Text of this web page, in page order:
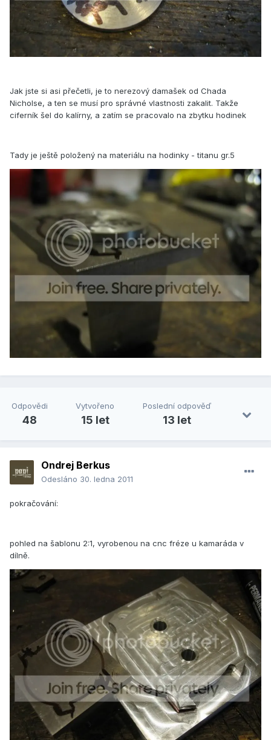
Jak jste si asi přečetli, je to nerezový damašek od Chada
Nicholse, a ten se musí pro správné vlastnosti zakalit. Takže
ciferník šel do kalírny, a zatím se pracovalo na zbytku hodinek
Tady je ještě položený na materiálu na hodinky - titanu gr.5
Odpovědi
48
Vytvořeno
15 let
Poslední odpověď
13 let
Ondrej Berkus
Odesláno 30. ledna 2011
pokračování:
pohled na šablonu 2:1, vyrobenou na cnc fréze u kamaráda v
dílně.